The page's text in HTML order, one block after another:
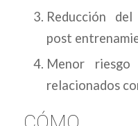
Reducción
post
Menor riesgo
relacionados